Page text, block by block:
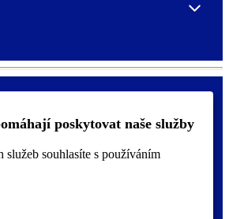
poskytovat naše služby
služeb souhlasíte s používáním
Expand
F
o
osobních údajů a nastavení cookies
známka společnosti CCL Industries Inc.,